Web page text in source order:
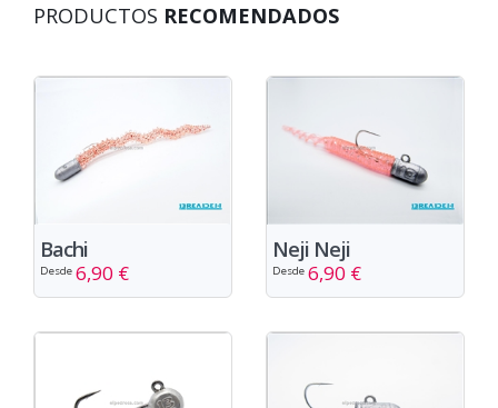
PRODUCTOS RECOMENDADOS
Bachi
Desde 6,90 €
Neji Neji
Desde 6,90 €